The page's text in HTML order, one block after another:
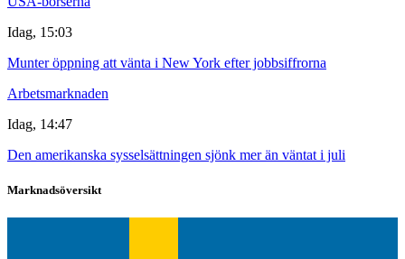
Idag, 15:03
Munter öppning att vänta i New York efter jobbsiffrorna
Arbetsmarknaden
Idag, 14:47
Den amerikanska sysselsättningen sjönk mer än väntat i juli
Marknadsöversikt